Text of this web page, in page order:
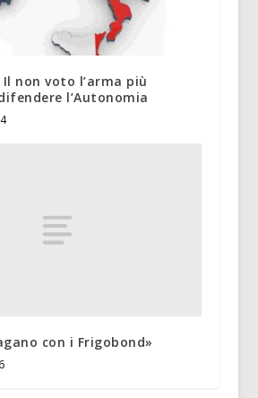
non voto l’arma più
l’Autonomia
con i Frigobond»